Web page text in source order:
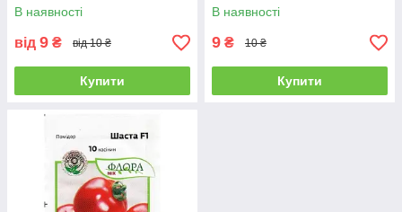
В наявності
від 9 ₴ від 10 ₴
Купити
В наявності
9 ₴ 10 ₴
Купити